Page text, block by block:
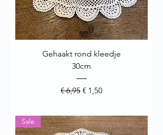
Gehaakt rond kleedje
30cm
Normale prijs
€ 6,95 Verkoopprijs
€ 1,50
Sale